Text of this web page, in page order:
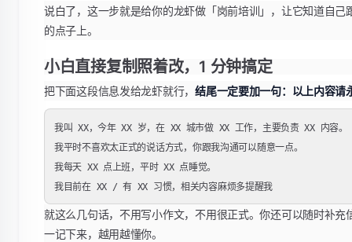
说白了，这一步就是给你的龙虾做「岗前培训」，让它知道自
的点子上。
小白直接复制照着改，1 分钟搞定
把下面这段信息发给龙虾就行，结尾一定要加一句：以上内容请
我叫 XX，今年 XX 岁，在 XX 城市做 XX 工作，主要负责 XX 内容。
我平时不喜欢太正式的说话方式，你跟我沟通可以随意一点。
我每天 XX 点上班，平时 XX 点睡觉。
就这么几句话，不用写小作文，不用很正式。你还可以随时补
一记下来，越用越懂你。